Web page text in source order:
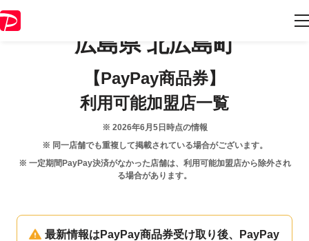
広島県 北広島町
【PayPay商品券】
利用可能加盟店一覧
※ 2026年6月5日 時点の情報
※ 同一店舗でも重複して掲載されている場合がございます。
※ 一定期間PayPay決済がなかった店舗は、利用可能加盟店から除外され
る場合があります。
最新情報はPayPay商品券受け取り後、PayPay